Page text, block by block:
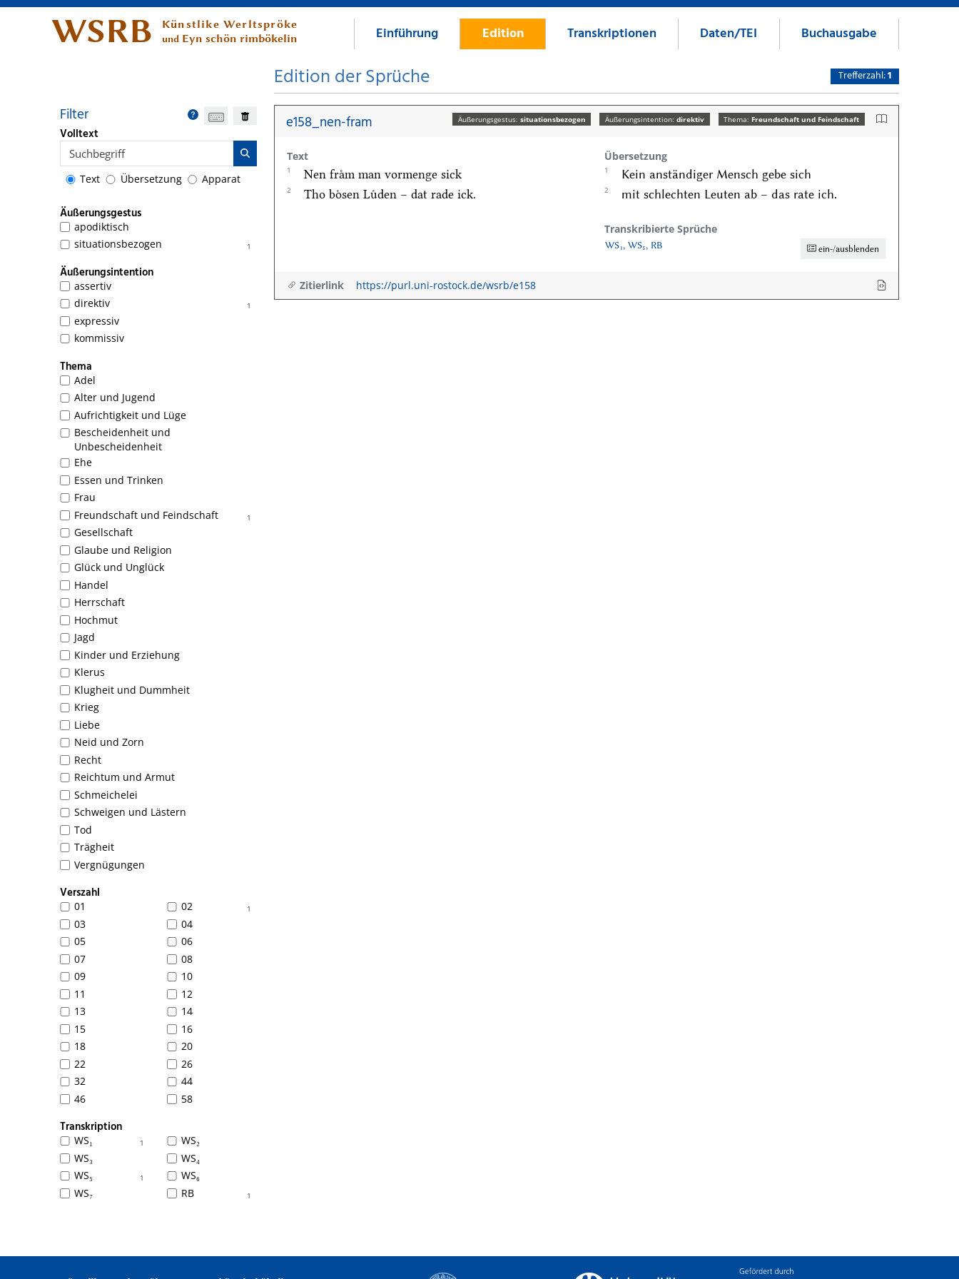
WSRB Künstlike Werltspröke
und Eyn schön rimbökelin Einführung Edition Transkriptionen Daten/TEI Buchausgabe
Filter
Volltext
Text Übersetzung Apparat
Äußerungsgestus
apodiktisch
1
situationsbezogen
Äußerungsintention
assertiv
1
direktiv
expressiv
kommissiv
Thema
Adel
Alter und Jugend
Aufrichtigkeit und Lüge
Bescheidenheit und
Unbescheidenheit
Ehe
Essen und Trinken
Frau
1
Freundschaft und Feindschaft
Gesellschaft
Glaube und Religion
Glück und Unglück
Handel
Herrschaft
Hochmut
Jagd
Kinder und Erziehung
Klerus
Klugheit und Dummheit
Krieg
Liebe
Neid und Zorn
Recht
Reichtum und Armut
Schmeichelei
Schweigen und Lästern
Tod
Trägheit
Vergnügungen
Verszahl
01 1
02
03
04
05
06
07
08
09
10
11
12
13
14
15
16
18
20
22
26
32
44
46
58
Transkription
1
WS₁
WS₂
WS₃
WS₄
1
WS₅
WS₆
WS₇
1
RB
Edition der Sprüche Trefferzahl:1
Äußerungsgestus: situationsbezogen Äußerungsintention:direktiv Thema: Freundschaft und Feindschaft
e158_nen-fram
Text Übersetzung
1 Nen fraͤm man vormenge sick 1 Kein anständiger Mensch gebe sich
2 Tho boͤsen Luͤden – dat rade ick. 2 mit schlechten Leuten ab – das rate ich.
Transkribierte Sprüche
ein-/ausblenden
WS₁, WS₅, RB
Zitierlink https://purl.uni-rostock.de/wsrb/e158